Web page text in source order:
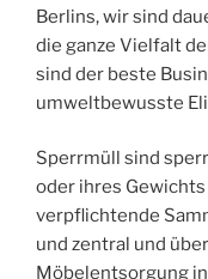
Berlins, wir sind
die ganze Vielfalt
sind der beste
umweltbewusste
Sperrmüll sind
oder ihres
verpflichtende
und zentral und
Möbelentsorgung